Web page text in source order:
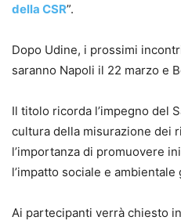
della CSR”.
Dopo Udine, i prossimi
saranno Napoli il 22 marzo e
Il titolo ricorda l’impegno del
cultura della misurazione dei
l’importanza di promuovere
l’impatto sociale e ambientale
Ai partecipanti verrà chiesto